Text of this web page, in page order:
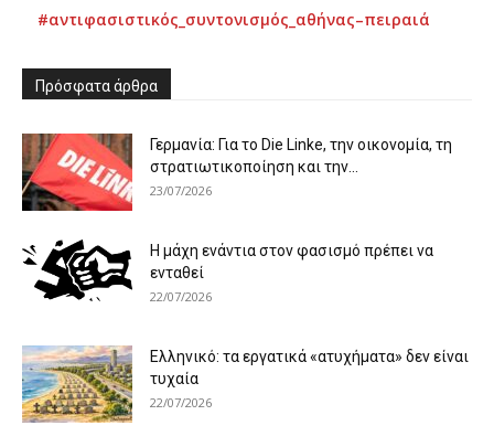
#αντιφασιστικός_συντονισμός_αθήνας–πειραιά
Πρόσφατα άρθρα
Γερμανία: Για το Die Linke, την οικονομία, τη
στρατιωτικοποίηση και την...
23/07/2026
Η μάχη ενάντια στον φασισμό πρέπει να
ενταθεί
22/07/2026
Ελληνικό: τα εργατικά «ατυχήματα» δεν είναι
τυχαία
22/07/2026